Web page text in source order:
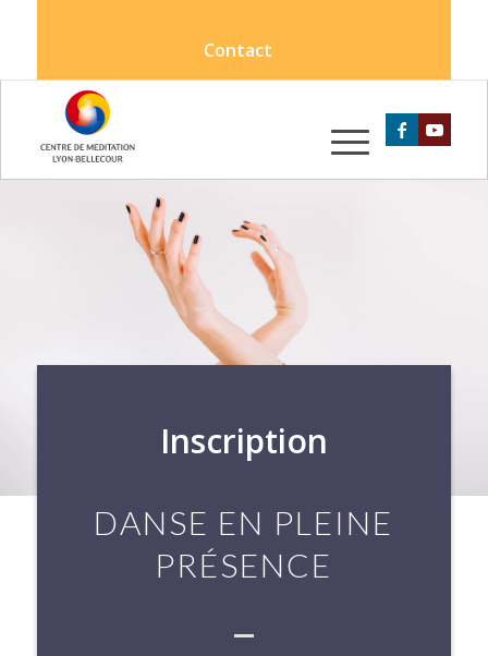
Contact
Inscription
DANSE EN PLEINE
PRÉSENCE